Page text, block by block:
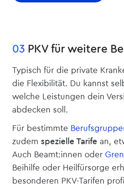
03 PKV für weitere
Typisch für die private
die Flexibilität. Du kannst
welche Leistungen dein
abdecken soll.
Für bestimmte
zudem spezielle Tarife an,
Auch Beamt:innen oder
Beihilfe oder Heilfürsorge
besonderen PKV-Tarifen